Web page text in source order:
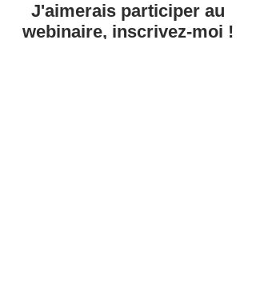
J'aimerais participer au
webinaire, inscrivez-moi !